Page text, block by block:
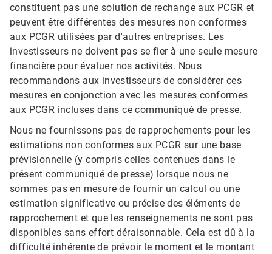
constituent pas une solution de rechange aux PCGR et
peuvent être différentes des mesures non conformes
aux PCGR utilisées par d'autres entreprises.​​​​​​​ Les
investisseurs ne doivent pas se fier à une seule mesure
financière pour évaluer nos activités.​​​​​​​ Nous
recommandons aux investisseurs de considérer ces
mesures en conjonction avec les mesures conformes
aux PCGR incluses dans ce communiqué de presse.
Nous ne fournissons pas de rapprochements pour les
estimations non conformes aux PCGR sur une base
prévisionnelle (y compris celles contenues dans le
présent communiqué de presse) lorsque nous ne
sommes pas en mesure de fournir un calcul ou une
estimation significative ou précise des éléments de
rapprochement et que les renseignements ne sont pas
disponibles sans effort déraisonnable. Cela est dû à la
difficulté inhérente de prévoir le moment et le montant